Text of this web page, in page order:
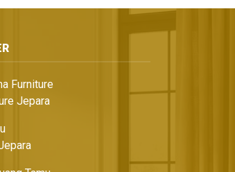
Furniture
Jepara